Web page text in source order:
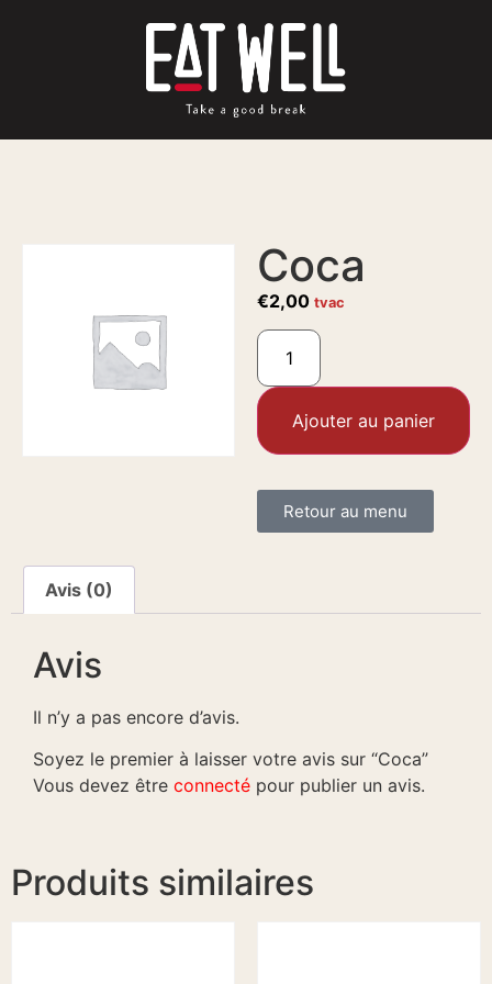
Coca
€2,00 tvac
Ajouter au panier
Retour au menu
Avis (0)
Avis
Il n’y a pas encore d’avis.
Soyez le premier à laisser votre avis sur “Coca”
Vous devez être connecté pour publier un avis.
Produits similaires